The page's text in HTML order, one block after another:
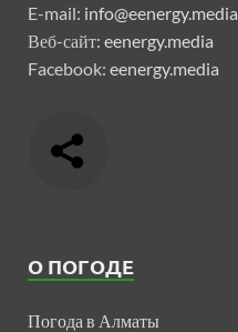
E-mail: info@eenergy.media
Веб-сайт: eenergy.media
Facebook: eenergy.media
О ПОГОДЕ
Погода в Алматы